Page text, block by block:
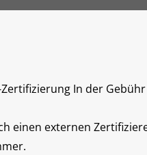
Zertifizierung In der
einen externen